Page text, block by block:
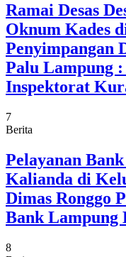
Ramai Desas
Oknum Kades
Penyimpangan
Palu Lampung
Inspektorat
7
Berita
Pelayanan
Kalianda di
Dimas Ronggo
Bank Lampung
8